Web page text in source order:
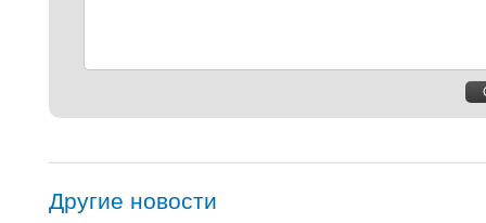
Другие новости